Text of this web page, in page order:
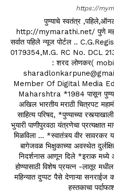
https://
पुण्याचे स्वतंत्र
http://mymarathi.net/ पुणे
सर्वात पहिले न्यूज पोर्टल ..
0179354,M.G. RC No. DCL
: शरद लोणकर(
Member Of Digital Media
Maharshtra *1984 पासून
अखिल भारतीय मराठी चित्रपट
साहित्य परिषद, *पुण्याच्या
भुयारी पाणीपुरवठा यंत्रणेचा प्रत्यक्षात
मिळविला ... *स्वातंत्र्य वीर
बागेजवळ भिक्षुकाच्या अवस्थेत
निदर्शनास आणून दिले *इराक मध्ये
होण्यासाठी विशेष प्रयत्न -लातूर
महिन्यात दुप्पट पैसे देणाऱ्या सनराईज
हस्तकाचा